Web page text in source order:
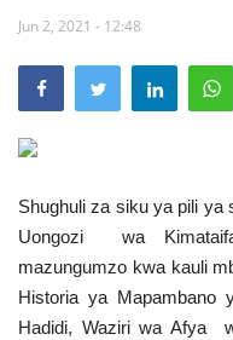
Misri
Urithi wa Nasser
Habari
Jun 2, 2021 - 12:48
Shughuli za siku ya pili
Uongozi wa
mazungumzo kwa kauli
Historia ya Mapambano
Hadidi, Waziri wa Afya